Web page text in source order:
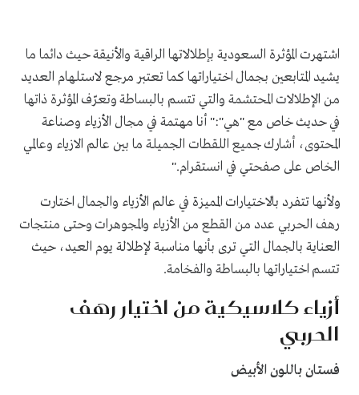
اشتهرت المؤثرة السعودية بإطلالاتها الراقية والأنيقة حيث دائما ما
يشيد المتابعين بجمال اختياراتها كما تعتبر مرجع لاستلهام العديد
من الإطلالات المحتشمة والتي تتسم بالبساطة وتعرّف المؤثرة ذاتها
في حديث خاص مع "هي":" أنا مهتمة في مجال الأزياء وصناعة
المحتوى، أشارك جميع اللقطات الجميلة ما بين عالم الازياء وعالمي
الخاص على صفحتي في انستقرام."
ولأنها تتفرد بالاختيارات المميزة في عالم الأزياء والجمال اختارت
رهف الحربي عدد من القطع من الأزياء والمجوهرات وحتى منتجات
العناية بالجمال التي ترى بأنها مناسبة لإطلالة يوم العيد، حيث
تتسم اختياراتها بالبساطة والفخامة.
أزياء كلاسيكية من اختيار رهف
الحربي